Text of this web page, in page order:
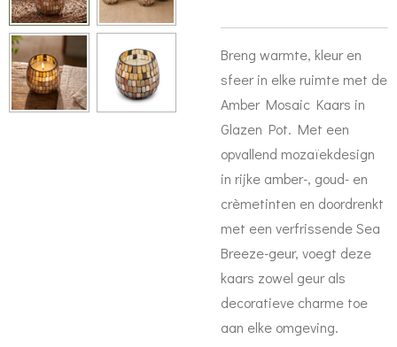
Breng warmte, kleur en
sfeer in elke ruimte met de
Amber Mosaic Kaars in
Glazen Pot. Met een
opvallend mozaïekdesign
in rijke amber-, goud- en
crèmetinten en doordrenkt
met een verfrissende Sea
Breeze-geur, voegt deze
kaars zowel geur als
decoratieve charme toe
aan elke omgeving.